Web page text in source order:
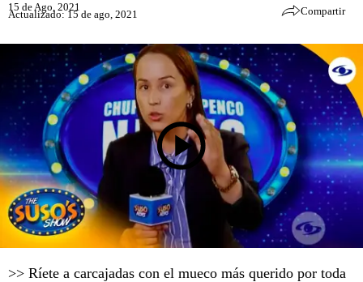
15 de Ago, 2021
Actualizado: 15 de ago, 2021 Compartir
>> Ríete a carcajadas con el mueco más querido por toda